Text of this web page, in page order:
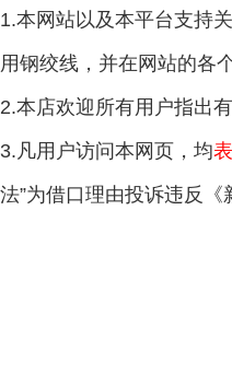
1.本网站以及本平台支持
用钢绞线，并在网站的各
2.本店欢迎所有用户指出
3.凡用户访问本网页，均
法”为借口理由投诉违反